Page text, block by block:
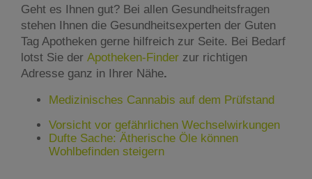
Geht es Ihnen gut? Bei allen Gesundheitsfragen
stehen Ihnen die Gesundheitsexperten der Guten
Tag Apotheken gerne hilfreich zur Seite. Bei Bedarf
lotst Sie der Apotheken-Finder zur richtigen
Adresse ganz in Ihrer Nähe.
Medizinisches Cannabis auf dem Prüfstand
Vorsicht vor gefährlichen Wechselwirkungen
Dufte Sache: Ätherische Öle können
Wohlbefinden steigern